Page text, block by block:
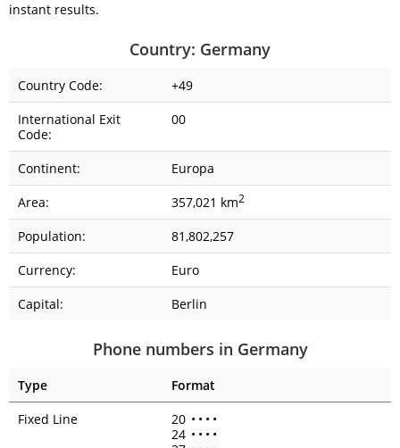
instant results.
Country: Germany
Country Code:
+49
International Exit
Code:
00
Continent:
Europa
Area:
357,021 km2
Population:
81,802,257
Currency:
Euro
Capital:
Berlin
Phone numbers in Germany
Type
Format
Fixed Line
20 • • • •
24 • • • •